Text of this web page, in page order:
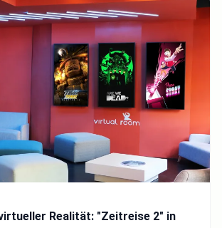
Realität: "Zeitreise 2" in